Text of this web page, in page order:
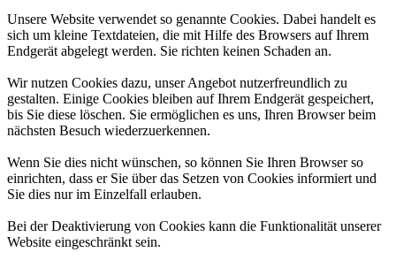
Unsere Website verwendet so genannte Cookies. Dabei handelt es
sich um kleine Textdateien, die mit Hilfe des Browsers auf Ihrem
Endgerät abgelegt werden. Sie richten keinen Schaden an.
Wir nutzen Cookies dazu, unser Angebot nutzerfreundlich zu
gestalten. Einige Cookies bleiben auf Ihrem Endgerät gespeichert,
bis Sie diese löschen. Sie ermöglichen es uns, Ihren Browser beim
nächsten Besuch wiederzuerkennen.
Wenn Sie dies nicht wünschen, so können Sie Ihren Browser so
einrichten, dass er Sie über das Setzen von Cookies informiert und
Sie dies nur im Einzelfall erlauben.
Bei der Deaktivierung von Cookies kann die Funktionalität unserer
Website eingeschränkt sein.